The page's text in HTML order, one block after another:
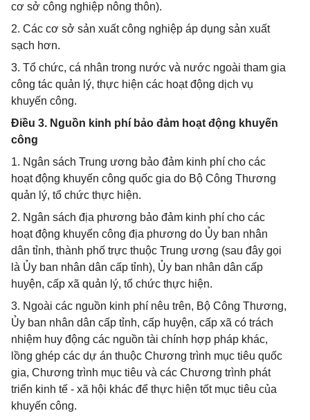
cơ sở công nghiệp nông thôn).
2. Các cơ sở sản xuất công nghiệp áp dụng sản xuất
sạch hơn.
3. Tổ chức, cá nhân trong nước và nước ngoài tham gia
công tác quản lý, thực hiện các hoạt động dịch vụ
khuyến công.
Điều 3. Nguồn kinh phí bảo đảm hoạt động khuyến
công
1. Ngân sách Trung ương bảo đảm kinh phí cho các
hoạt động khuyến công quốc gia do Bộ Công Thương
quản lý, tổ chức thực hiện.
2. Ngân sách địa phương bảo đảm kinh phí cho các
hoạt động khuyến công địa phương do Ủy ban nhân
dân tỉnh, thành phố trực thuộc Trung ương (sau đây gọi
là Ủy ban nhân dân cấp tỉnh), Ủy ban nhân dân cấp
huyện, cấp xã quản lý, tổ chức thực hiện.
3. Ngoài các nguồn kinh phí nêu trên, Bộ Công Thương,
Ủy ban nhân dân cấp tỉnh, cấp huyện, cấp xã có trách
nhiệm huy động các nguồn tài chính hợp pháp khác,
lồng ghép các dự án thuộc Chương trình mục tiêu quốc
gia, Chương trình mục tiêu và các Chương trình phát
triển kinh tế - xã hội khác để thực hiện tốt mục tiêu của
khuyến công.